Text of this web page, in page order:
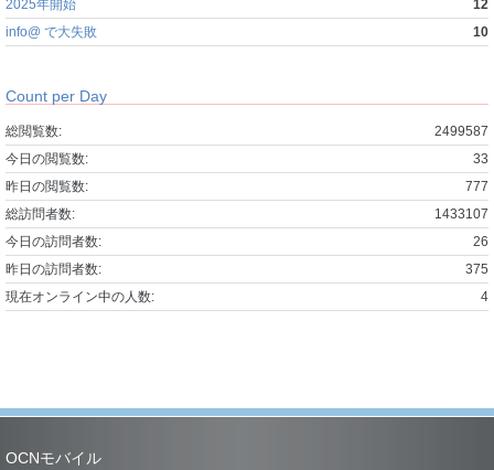
2025年開始
12
info@ で大失敗
10
Count per Day
2499587
総閲覧数:
33
今日の閲覧数:
777
昨日の閲覧数:
1433107
総訪問者数:
26
今日の訪問者数:
375
昨日の訪問者数:
4
現在オンライン中の人数:
OCNモバイル